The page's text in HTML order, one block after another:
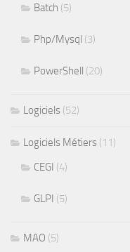
Batch (5)
Php/Mysql (3)
PowerShell (20)
Logiciels (52)
Logiciels Métiers (11)
CEGI (4)
GLPI (5)
MAO (5)